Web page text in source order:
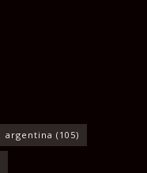
argentina (105)